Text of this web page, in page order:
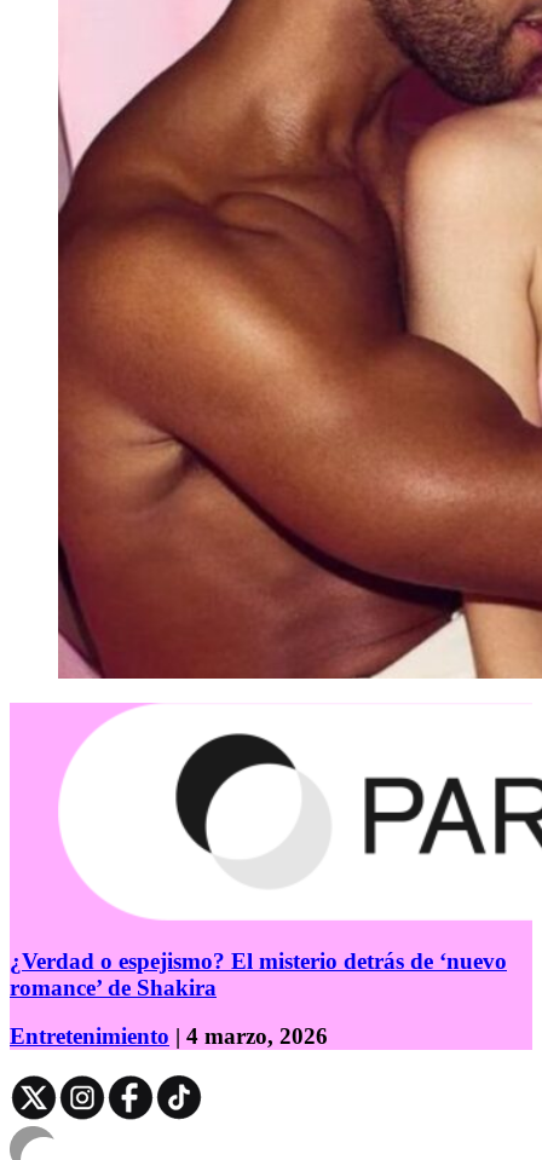
¿Verdad o espejismo? El misterio detrás de ‘nuevo
romance’ de Shakira
Entretenimiento | 4 marzo, 2026